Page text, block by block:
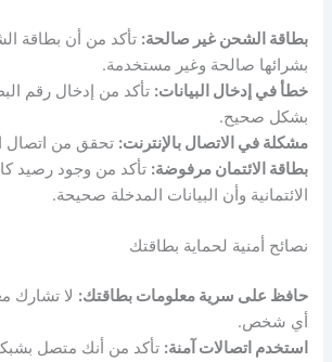
بطاقة الشحن غير صالحة: تأكد من أن بطاقة
بشرائها صالحة وغير مستخدمة.
خطأ في إدخال البيانات: تأكد من إدخال رقم
بشكل صحيح.
مشكلة في الاتصال بالإنترنت: تحقق من اتصال
بطاقة الائتمان مرفوضة: تأكد من وجود رصيد
الائتمانية وأن البيانات المدخلة صحيحة.
نصائح أمنية لحماية بطاقتك
حافظ على سرية معلومات بطاقتك: لا تشارك
أي شخص.
استخدم اتصالات آمنة: